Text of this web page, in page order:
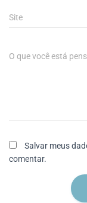
Site
O que você está
Salvar meus
comentar.